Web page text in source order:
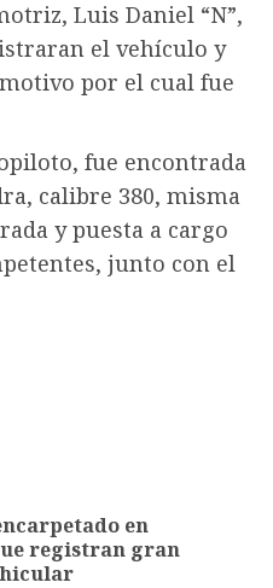
Luis Daniel “N”,
el vehículo y
por el cual fue
fue encontrada
calibre 380, misma
y puesta a cargo
junto con el
en
registran gran